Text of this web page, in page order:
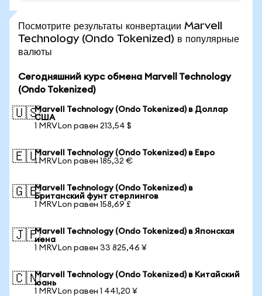
Посмотрите результаты конвертации Marvell
Technology (Ondo Tokenized) в популярные
валюты
Сегодняшний курс обмена Marvell Technology
(Ondo Tokenized)
🇺🇸Marvell Technology (Ondo Tokenized) в Доллар
США
1 MRVLon равен 213,54 $
🇪🇺Marvell Technology (Ondo Tokenized) в Евро
1 MRVLon равен 185,32 €
🇬🇧Marvell Technology (Ondo Tokenized) в
Британский фунт стерлингов
1 MRVLon равен 158,69 £
🇯🇵Marvell Technology (Ondo Tokenized) в Японская
иена
1 MRVLon равен 33 825,46 ¥
🇨🇳Marvell Technology (Ondo Tokenized) в Китайский
юань
1 MRVLon равен 1 441,20 ¥